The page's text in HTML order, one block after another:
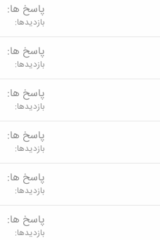
پاسخ ها
بازدیدها
پاسخ ها
بازدیدها
پاسخ ها
بازدیدها
پاسخ ها
بازدیدها
پاسخ ها
بازدیدها
پاسخ ها
بازدیدها